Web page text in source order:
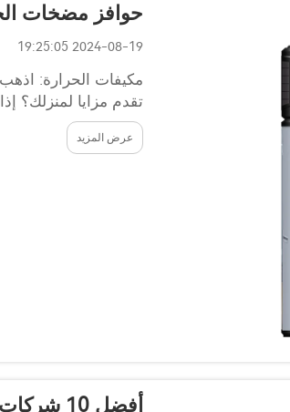
حوافز مضخات
2024-08-19 19:25:05
مكيفات الحرارة:
تقدم مزايا لمنزلك؟
مزاياها، ما هي وما...
عرض المزيد
أفضل 10 شركات مبيعات لمضخات الحرارة ذات المصدر الهوائي في بولندا